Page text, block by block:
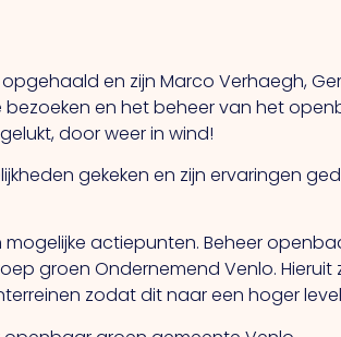
en zijn Marco Verhaegh,
en het beheer van het
door weer in wind!
gekeken en zijn ervaringen
actiepunten. Beheer
groen Ondernemend Venlo.
zodat dit naar een hoger